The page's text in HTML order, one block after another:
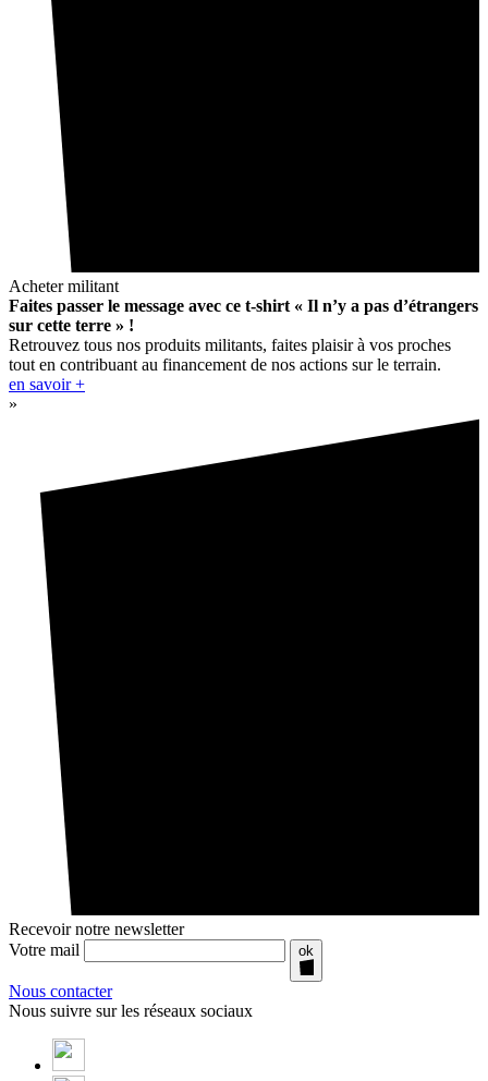
Acheter militant
Faites passer le message avec ce t-shirt « Il n’y a pas d’étrangers
sur cette terre » !
Retrouvez tous nos produits militants, faites plaisir à vos proches
tout en contribuant au financement de nos actions sur le terrain.
en savoir +
»
Recevoir notre newsletter
Votre mail
ok
Nous contacter
Nous suivre sur les réseaux sociaux